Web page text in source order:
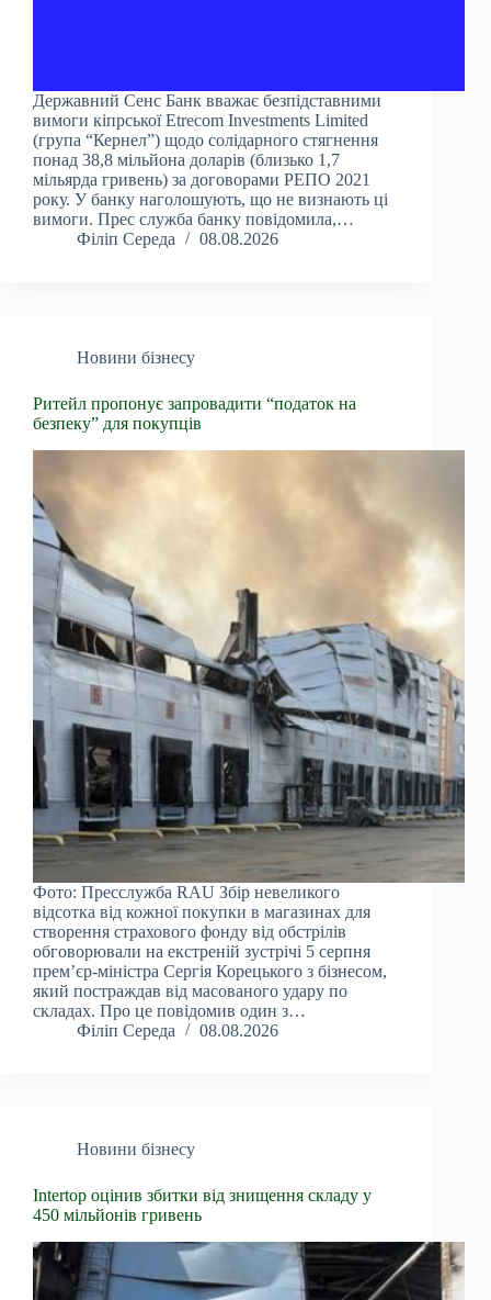
Державний Сенс Банк вважає безпідставними
вимоги кіпрської Etrecom Investments Limited
(група “Кернел”) щодо солідарного стягнення
понад 38,8 мільйона доларів (близько 1,7
мільярда гривень) за договорами РЕПО 2021
року. У банку наголошують, що не визнають ці
вимоги. Прес служба банку повідомила,…
Філіп Середа
08.08.2026
Новини бізнесу
Ритейл пропонує запровадити “податок на
безпеку” для покупців
Фото: Пресслужба RAU Збір невеликого
відсотка від кожної покупки в магазинах для
створення страхового фонду від обстрілів
обговорювали на екстреній зустрічі 5 серпня
прем’єр-міністра Сергія Корецького з бізнесом,
який постраждав від масованого удару по
складах. Про це повідомив один з…
Філіп Середа
08.08.2026
Новини бізнесу
Intertop оцінив збитки від знищення складу у
450 мільйонів гривень